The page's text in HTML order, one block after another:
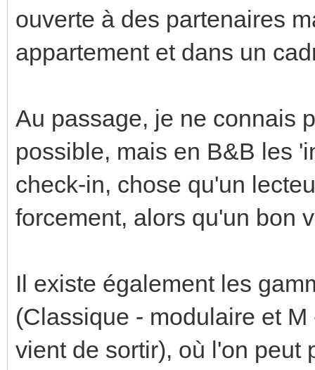
ouverte à des partenaires
appartement et dans un
Au passage, je ne connais
possible, mais en B&B les
check-in, chose qu'un
forcement, alors qu'un bon
Il existe également les
(Classique - modulaire et
vient de sortir), où l'on peut